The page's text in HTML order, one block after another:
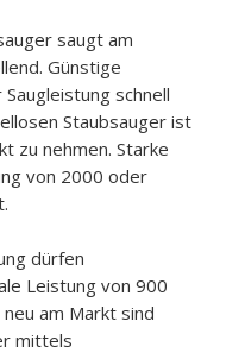
saugt am
Günstige
schnell
Staubsauger ist
zu nehmen. Starke
von 2000 oder
dürfen
Leistung von 900
am Markt sind
mittels